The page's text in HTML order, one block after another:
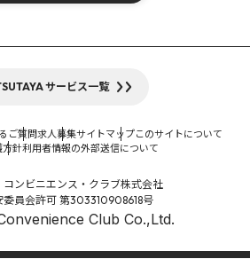
サービス一覧
ご質問求人募集サイトマップこのサイトについて
方針利用者情報の外部送信について
コンビニエンス・クラブ株式会社
委員会許可 第303310908618号
Club Co.,Ltd.